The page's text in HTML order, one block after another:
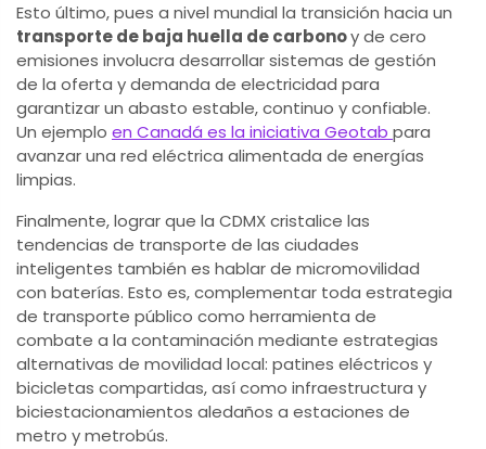
Esto último, pues a nivel mundial la transición hacia un
transporte de baja huella de carbonoy de cero
emisiones involucra desarrollar sistemas de gestión
de la oferta y demanda de electricidad para
garantizar un abasto estable, continuo y confiable.
Un ejemplo en Canadá es la iniciativa Geotab para
avanzar una red eléctrica alimentada de energías
limpias.
Finalmente, lograr que la CDMX cristalice las
tendencias de transporte de las ciudades
inteligentes también es hablar de micromovilidad
con baterías. Esto es, complementar toda estrategia
de transporte público como herramienta de
combate a la contaminación mediante estrategias
alternativas de movilidad local: patines eléctricos y
bicicletas compartidas, así como infraestructura y
biciestacionamientos aledaños a estaciones de
metro y metrobús.